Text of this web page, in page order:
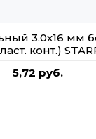
3.0х16 мм
конт.)
5,72 руб.